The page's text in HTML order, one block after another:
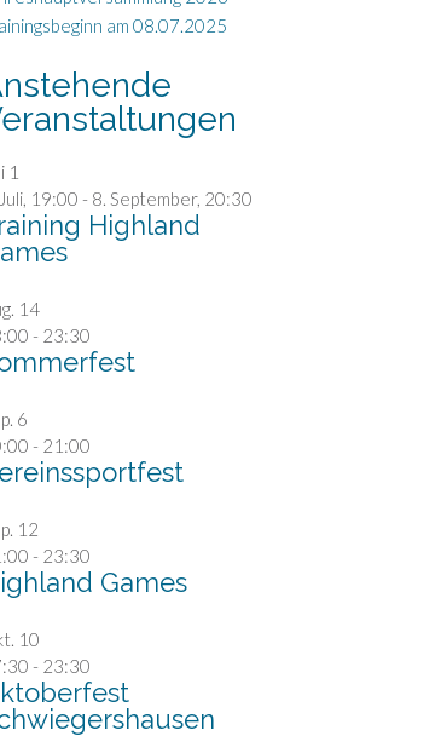
am 08.07.2025
1
19:00 - 8. September, 20:30
Highland
14
- 23:30
6
- 21:00
12
- 23:30
Games
10
- 23:30